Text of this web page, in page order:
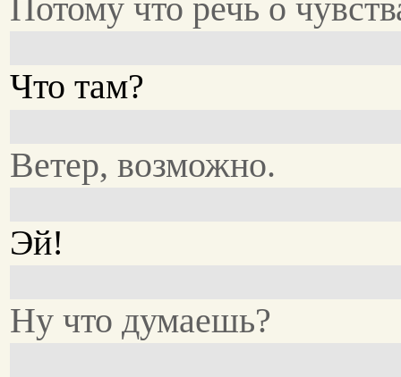
Потому что речь о
Что там?
Ветер, возможно.
Эй!
Ну что думаешь?